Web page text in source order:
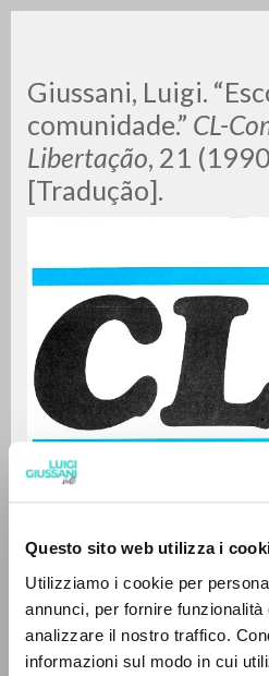
Questo sito web utilizza i
Utilizziamo i cookie per
annunci, per fornire
analizzare il nostro traffico.
informazioni sul modo in cui
Giussani, Luigi.
comunidade.” CL-
Libertação, 21
[Tradução].
Giussani LuigiAutore
0